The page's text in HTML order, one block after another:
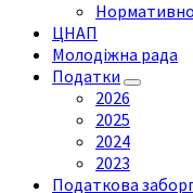
ЦНАП
Молодіжна рада
Податки
2026
2025
2024
2023
Податкова